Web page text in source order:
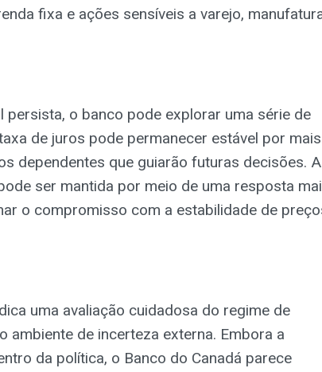
fixa e ações sensíveis a varejo,
persista, o banco pode explorar uma série de
de juros pode permanecer estável por mais
dependentes que guiarão futuras decisões. A
ser mantida por meio de uma resposta
o compromisso com a estabilidade de
uma avaliação cuidadosa do regime de
ambiente de incerteza externa. Embora a
da política, o Banco do Canadá parece